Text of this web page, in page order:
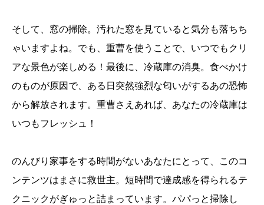
そして、窓の掃除。汚れた窓を見ていると気分も落ちち
ゃいますよね。でも、重曹を使うことで、いつでもクリ
アな景色が楽しめる！最後に、冷蔵庫の消臭。食べかけ
のものが原因で、ある日突然強烈な匂いがするあの恐怖
から解放されます。重曹さえあれば、あなたの冷蔵庫は
いつもフレッシュ！
のんびり家事をする時間がないあなたにとって、このコ
ンテンツはまさに救世主。短時間で達成感を得られるテ
クニックがぎゅっと詰まっています。パパっと掃除し